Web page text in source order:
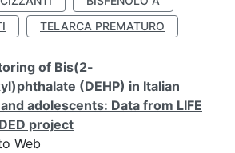
TELARCA PREMATURO
of Bis(2-
(DEHP) in Italian
adolescents: Data from LIFE
project
Web